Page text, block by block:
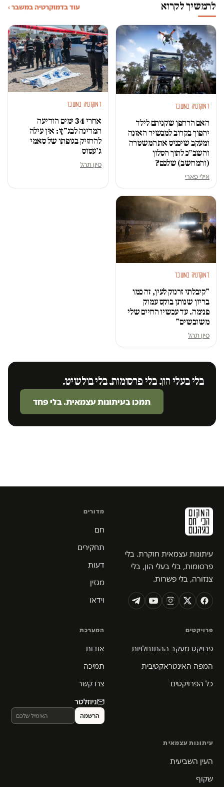
להמשיך לקרוא עוד בדמוקרטיה במשבר ›
דמוקרטיה במשבר
האם הרחפן שקניתם לילד
יהפוך בקרוב למכשיר האזנה
ומעקב שיכניס את המשטרה
והשב״כ לתוך הסלון
(והמחשב) שלכם?
אילי פארי
דמוקרטיה במשבר
אחרי 34 ימים הודיעה
המדינה לבג"ץ: אין עילה
להחזיק בגופתו של סאמי
ג'עסוס
סיון תהל
דמוקרטיה במשבר
"קיבלתי זרנוק לעין, זה כמו
בריון שנותן בוקס עמוק
פנימה. עד עכשיו החיים שלי
משובשים"
סיון תהל
בלי בעלי הון. בלי פרסומות. בלי בולשיט.
תמכו בעיתונות עצמאית. בלי פחד
עיתונות עצמאית חוקרת. בלי
פרסומות, בלי בעלי הון, בלי
צנזורה, בלי פשרות.
מדורים
חם
תחקירים
דעות
מגזין
וידאו
פרויקטים
פרויקט מעקב ההתנחלויות
המפה האינטראקטיבית
כל הפרויקטים
המערכת
אודות
תמיכה
צרו קשר
ניוזלטר
עיתונות עצמאית
העין השביעית
שקוף